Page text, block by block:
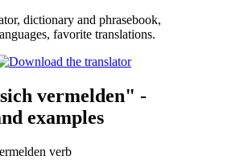
dictionary and phrasebook,
favorite translations.
vermelden" -
examples
verb